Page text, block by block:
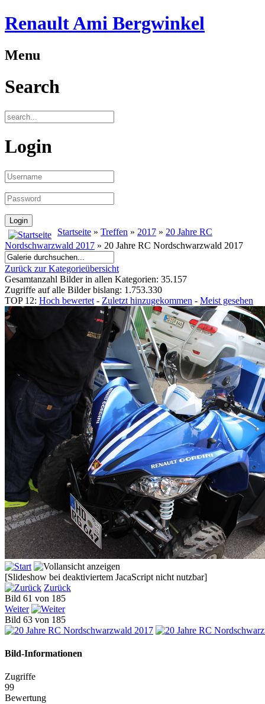
Renault Ami Bergwinkel
Menu
Search
Login
Startseite » Treffen » 2017 » 20 Jahre RC
Nordschwarzwald 2017 » 20 Jahre RC Nordschwarzwald 2017
Zurück zur Kategorieübersicht
Gesamtanzahl Bilder in allen Kategorien: 35.157
Zugriffe auf alle Bilder bislang: 1.753.330
TOP 12: Hoch bewertet - Zuletzt hinzugekommen - Meist gesehen
[Slideshow bei deaktiviertem JacaScript nicht nutzbar]
Zurück
Bild 61 von 185
Weiter
Bild 63 von 185
Bild-Informationen
Zugriffe
99
Bewertung